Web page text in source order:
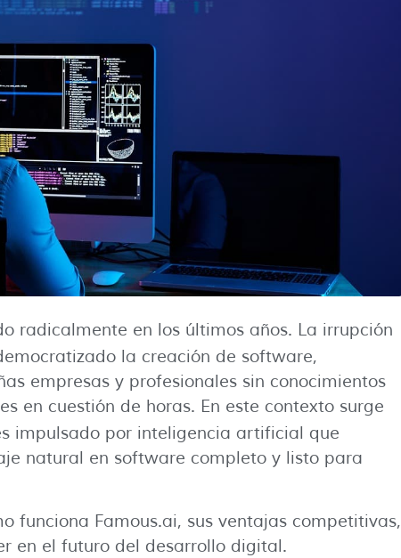
radicalmente en los últimos años. La irrupción
la creación de software,
empresas y profesionales sin conocimientos
en cuestión de horas. En este contexto surge
impulsado por inteligencia artificial que
natural en software completo y listo para
funciona Famous.ai, sus ventajas competitivas,
en el futuro del desarrollo digital.